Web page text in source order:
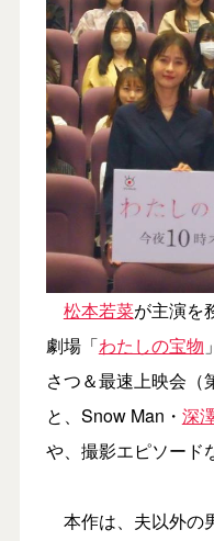
松本若菜が主演を
劇場「わたしの宝物
さつ＆最速上映会（
と、Snow Man・ 深
や、撮影エピソード
本作は、夫以外の